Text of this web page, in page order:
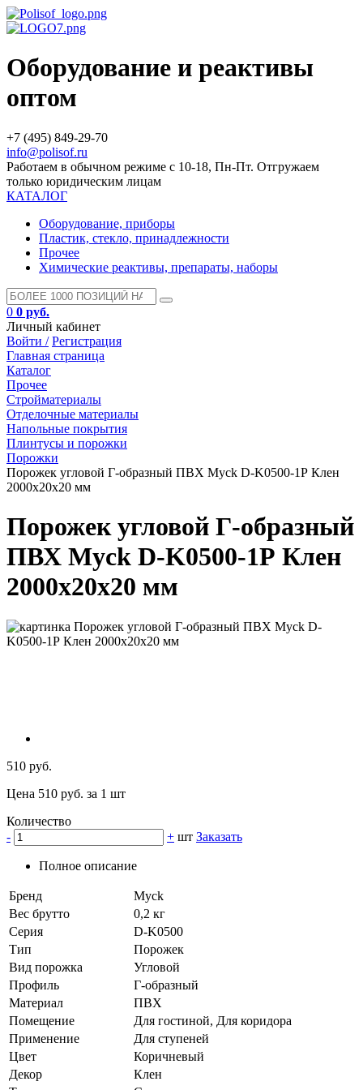
Оборудование и реактивы
оптом
+7 (495) 849-29-70
info@polisof.ru
Работаем в обычном режиме с 10-18, Пн-Пт. Отгружаем
только юридическим лицам
КАТАЛОГ
Оборудование, приборы
Пластик, стекло, принадлежности
Прочее
Химические реактивы, препараты, наборы
0 0 руб.
Личный кабинет
Войти / Регистрация
Главная страница
Каталог
Прочее
Стройматериалы
Отделочные материалы
Напольные покрытия
Плинтусы и порожки
Порожки
Порожек угловой Г-образный ПВХ Myck D-K0500-1Р Клен
2000х20х20 мм
Порожек угловой Г-образный
ПВХ Myck D-K0500-1Р Клен
2000х20х20 мм
510 руб.
Цена 510 руб. за 1 шт
Количество
-
+ шт Заказать
Полное описание
Бренд
Myck
Вес брутто
0,2 кг
Серия
D-K0500
Тип
Порожек
Вид порожка
Угловой
Профиль
Г-образный
Материал
ПВХ
Помещение
Для гостиной, Для коридора
Применение
Для ступеней
Цвет
Коричневый
Декор
Клен